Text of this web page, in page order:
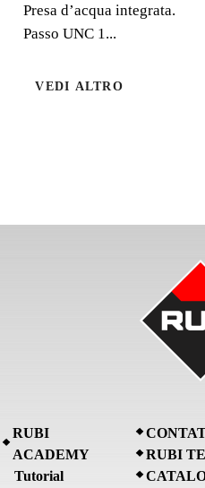
Presa d’acqua integrata.
Passo UNC 1...
VEDI ALTRO
RUBI
ACADEMY
Tutorial
RUBI